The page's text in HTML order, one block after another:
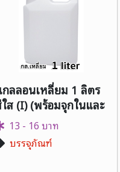
ลลอนเหลี่ยม 1 ลิตร
ส (I) (พร้อมจุกในและ
) 13 - 16 บาท
บรรจุภัณฑ์